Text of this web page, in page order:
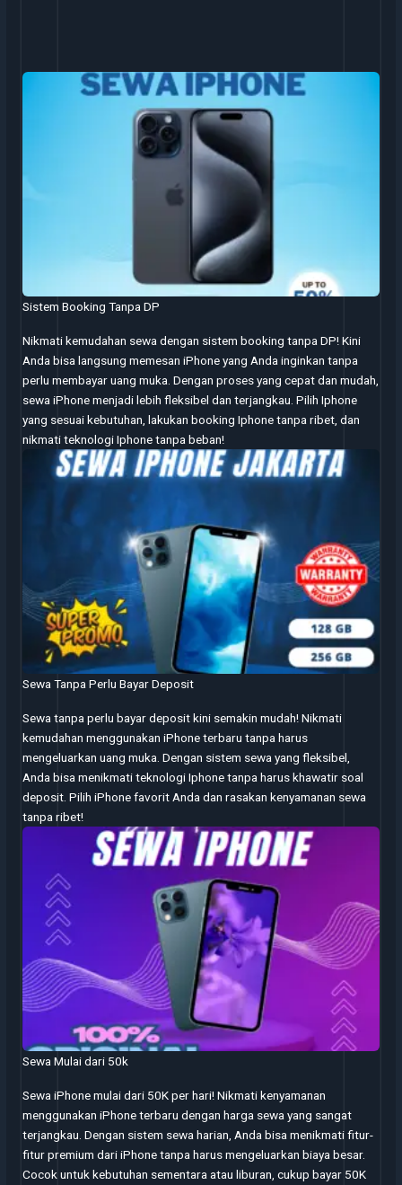
Sistem Booking Tanpa DP
Nikmati kemudahan sewa dengan sistem booking tanpa DP! Kini
Anda bisa langsung memesan iPhone yang Anda inginkan tanpa
perlu membayar uang muka. Dengan proses yang cepat dan mudah,
sewa iPhone menjadi lebih fleksibel dan terjangkau. Pilih Iphone
yang sesuai kebutuhan, lakukan booking Iphone tanpa ribet, dan
nikmati teknologi Iphone tanpa beban!
Sewa Tanpa Perlu Bayar Deposit
Sewa tanpa perlu bayar deposit kini semakin mudah! Nikmati
kemudahan menggunakan iPhone terbaru tanpa harus
mengeluarkan uang muka. Dengan sistem sewa yang fleksibel,
Anda bisa menikmati teknologi Iphone tanpa harus khawatir soal
deposit. Pilih iPhone favorit Anda dan rasakan kenyamanan sewa
tanpa ribet!
Sewa Mulai dari 50k
Sewa iPhone mulai dari 50K per hari! Nikmati kenyamanan
menggunakan iPhone terbaru dengan harga sewa yang sangat
terjangkau. Dengan sistem sewa harian, Anda bisa menikmati fitur-
fitur premium dari iPhone tanpa harus mengeluarkan biaya besar.
Cocok untuk kebutuhan sementara atau liburan, cukup bayar 50K